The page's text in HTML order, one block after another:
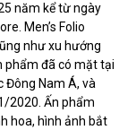
năm kể từ ngày
Men’s Folio
như xu hướng
phẩm đã có mặt tại
Đông Nam Á, và
2020. Ấn phẩm
hoa, hình ảnh bắt